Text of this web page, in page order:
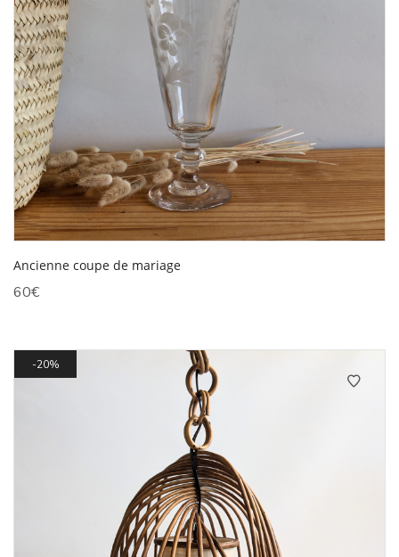
Ancienne coupe de mariage
60€
20%